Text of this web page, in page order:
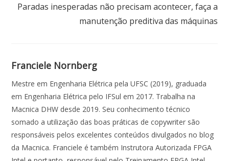
Paradas inesperadas não precisam acontecer, faça a
manutenção preditiva das máquinas
Franciele Nornberg
Mestre em Engenharia Elétrica pela UFSC (2019), graduada
em Engenharia Elétrica pelo IFSul em 2017. Trabalha na
Macnica DHW desde 2019. Seu conhecimento técnico
somado a utilização das boas práticas de copywriter são
responsáveis pelos excelentes conteúdos divulgados no blog
da Macnica. Franciele é também Instrutora Autorizada FPGA